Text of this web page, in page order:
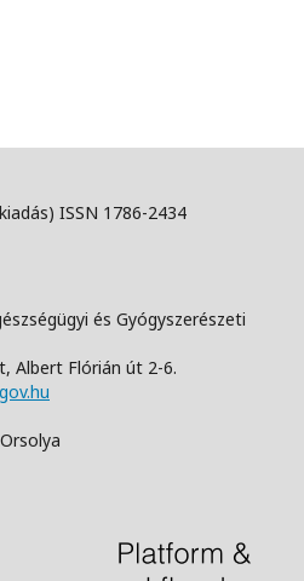
ISSN 1786-2434
és Gyógyszerészeti
Albert Flórián út 2-6.